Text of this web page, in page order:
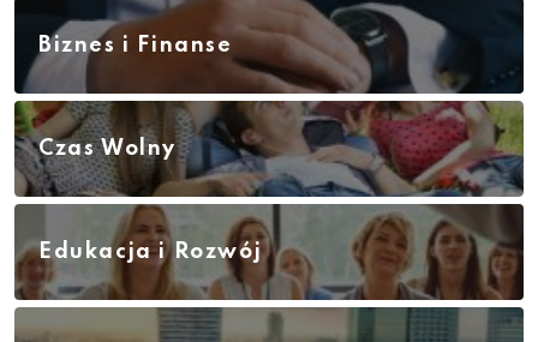
Biznes i Finanse
Czas Wolny
Edukacja i Rozwój